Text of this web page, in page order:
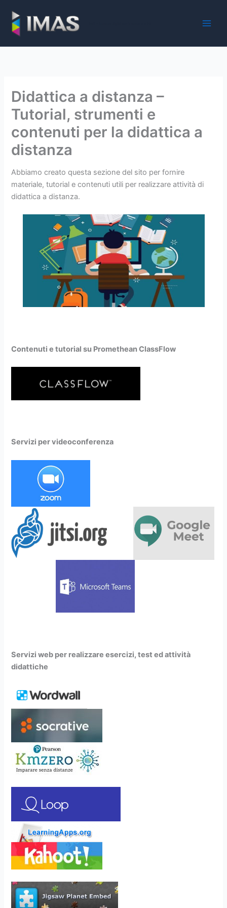
contenuto
Didattica a distanza –
Tutorial, strumenti e
contenuti per la didattica a
distanza
Abbiamo creato questa sezione del sito per fornire
materiale, tutorial e contenuti utili per realizzare attività di
didattica a distanza.
Contenuti e tutorial su Promethean ClassFlow
Servizi per videoconferenza
Servizi web per realizzare esercizi, test ed attività
didattiche